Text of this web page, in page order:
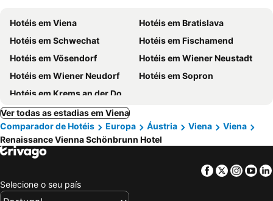
Hotéis em Viena
Hotéis em Bratislava
Hotéis em Schwechat
Hotéis em Fischamend
Hotéis em Vösendorf
Hotéis em Wiener Neustadt
Hotéis em Wiener Neudorf
Hotéis em Sopron
Hotéis em Krems an der Donau
Ver todas as estadias em Viena
Comparador de Hotéis
Europa Áustria Viena
Viena
Renaissance Vienna Schönbrunn Hotel
Facebook
Twitter
Selecione o seu país